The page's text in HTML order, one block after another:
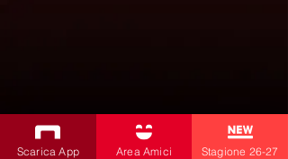
Scarica App Area Amici Stagione 26-27